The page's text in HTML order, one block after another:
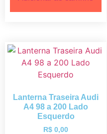
Lanterna Traseira Audi
A4 98 a 200 Lado
Esquerdo
R$ 0,00